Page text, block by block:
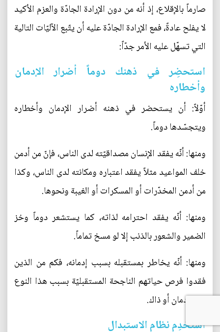
صارماً بالإقلاع، إذ أنه من دون الإرادة الجادّة والعزم الأكيد
لا يفلح عادةً، فمع الإرادة الجادّة عليه أن يتّبع الآليّات التالية
التي تسهّل عليه الأمر جدّاً:
استحضِر في ذهنك دوماً أضرار الإدمان
وأخطاره
أوّلاً: أن يستحضر في ذهنه أضرار الإدمان وأخطاره
ويتجسّدها دوماً.
ومنها: أنّه يفقد الإنسان مصداقيّته لدى الناس، فإنّ من أدمن
خلف المواعيد مثلاً يفقد اعتباره ومكانته لدى الناس، وكذا
من أدمن المخدّرات أو المسكرات أو الغيبة ونحوها.
ومنها: أنّه يفقد احترامه لذاته، كما يستشعر دوماً وخز
الضمير والشعور بالذنب إلا لو مسخ تماماً.
ومنها: أنّه يخاطر بمستقبله بسبب إدمانه، فكم من الذين
فقدوا فرص حياتهم الناجحة المستقبليّة بسبب هذا النوع
من الإدمان أو ذاك.
استخدِم نظام الاستبدال